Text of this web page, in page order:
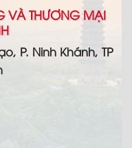
VÀ THƯƠNG MẠI
P. Ninh Khánh, TP